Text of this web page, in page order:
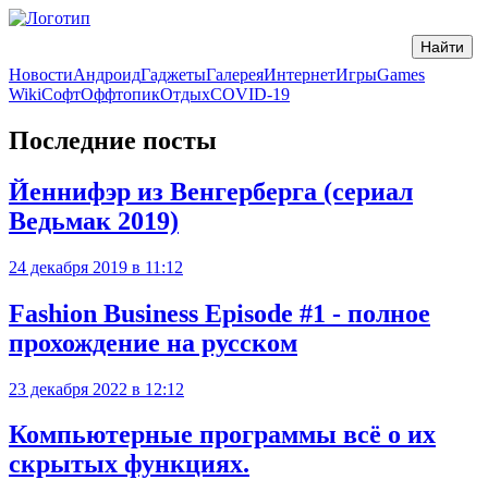
НовостиАндроидГаджетыГалереяИнтернетИгрыGames
WikiСофтОффтопикОтдыхCOVID-19
Последние посты
Йеннифэр из Венгерберга (сериал
Ведьмак 2019)
24 декабря 2019 в 11:12
Fashion Business Episode #1 - полное
прохождение на русском
23 декабря 2022 в 12:12
Компьютерные программы всё о их
скрытых функциях.